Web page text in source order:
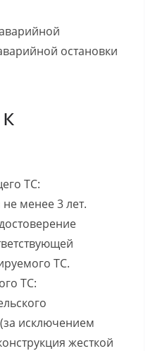
остановки
ТС:
менее 3 лет.
ТС.
ТС:
исключением
жесткой